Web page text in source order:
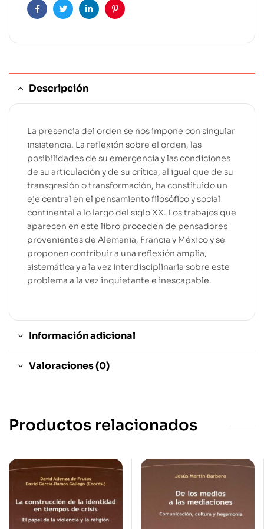
FacebookTwitterLinkedinPinterest
Descripción
La presencia del orden se nos impone con singular
insistencia. La reflexión sobre el orden, las
posibilidades de su emergencia y las condiciones
de su articulación y de su crítica, al igual que de su
transgresión o transformación, ha constituido un
eje central en el pensamiento filosófico y social
continental a lo largo del siglo XX. Los trabajos que
aparecen en este libro proceden de pensadores
provenientes de Alemania, Francia y México y se
proponen contribuir a una reflexión amplia,
sistemática y a la vez interdisciplinaria sobre este
problema a la vez inquietante e inescapable.
Información adicional
Valoraciones (0)
Productos relacionados